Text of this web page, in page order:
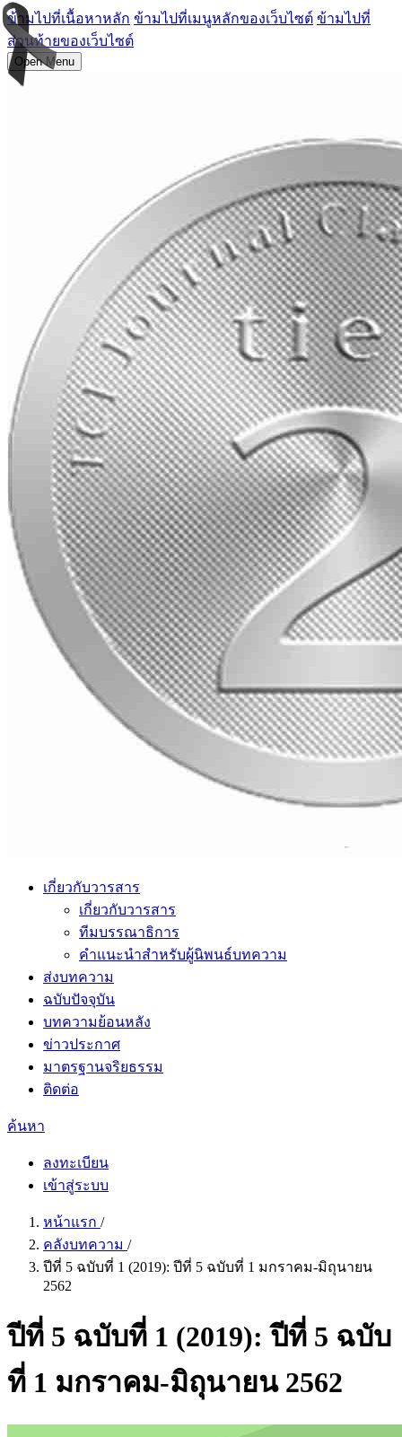
ข้ามไปที่เนื้อหาหลัก ข้ามไปที่เมนูหลักของเว็บไซต์ ข้ามไปที่
ส่วนท้ายของเว็บไซต์
Open Menu
เกี่ยวกับวารสาร
เกี่ยวกับวารสาร
ทีมบรรณาธิการ
คำแนะนำสำหรับผู้นิพนธ์บทความ
ส่งบทความ
ฉบับปัจจุบัน
บทความย้อนหลัง
ข่าวประกาศ
มาตรฐานจริยธรรม
ติดต่อ
ค้นหา
ลงทะเบียน
เข้าสู่ระบบ
หน้าแรก /
คลังบทความ /
ปีที่ 5 ฉบับที่ 1 (2019): ปีที่ 5 ฉบับที่ 1 มกราคม-มิถุนายน
2562
ปีที่ 5 ฉบับที่ 1 (2019): ปีที่ 5 ฉบับ
ที่ 1 มกราคม-มิถุนายน 2562